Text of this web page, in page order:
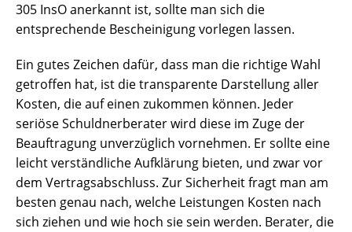
305 InsO anerkannt ist, sollte man sich die
entsprechende Bescheinigung vorlegen lassen.
Ein gutes Zeichen dafür, dass man die richtige Wahl
getroffen hat, ist die transparente Darstellung aller
Kosten, die auf einen zukommen können. Jeder
seriöse Schuldnerberater wird diese im Zuge der
Beauftragung unverzüglich vornehmen. Er sollte eine
leicht verständliche Aufklärung bieten, und zwar vor
dem Vertragsabschluss. Zur Sicherheit fragt man am
besten genau nach, welche Leistungen Kosten nach
sich ziehen und wie hoch sie sein werden. Berater, die